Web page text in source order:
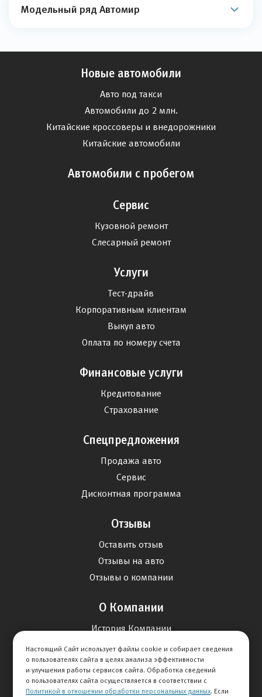
Модельный ряд Автомир
Новые автомобили
Авто под такси
Автомобили до 2 млн.
Китайские кроссоверы и внедорожники
Китайские автомобили
Автомобили с пробегом
Сервис
Кузовной ремонт
Слесарный ремонт
Услуги
Тест-драйв
Корпоративным клиентам
Выкуп авто
Оплата по номеру счета
Финансовые услуги
Кредитование
Страхование
Спецпредложения
Продажа авто
Сервис
Дисконтная программа
Отзывы
Оставить отзыв
Отзывы на авто
Отзывы о компании
О Компании
История Компании
Вакансии
Новости
Карта сайта
Настоящий Сайт использует файлы cookie и собирает сведения
о пользователях сайта в целях анализа эффективности
и улучшения работы сервисов сайта. Обработка сведений
о пользователях сайта осуществляется в соответствии с
Политикой в отношении обработки персональных данных. Если